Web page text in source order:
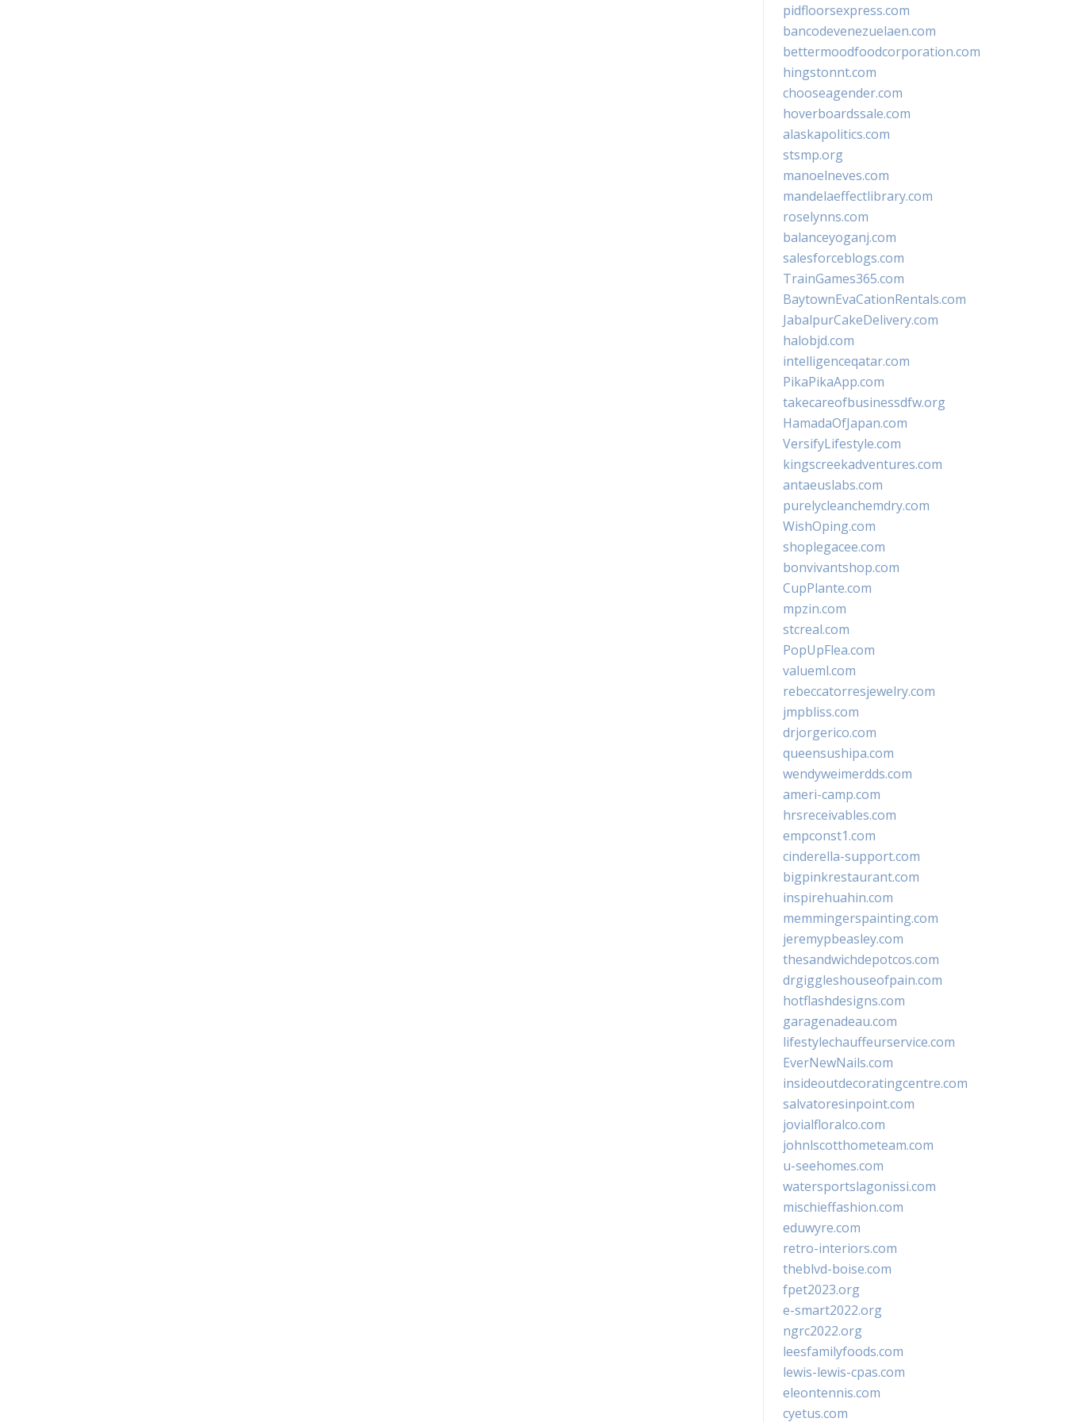
pidfloorsexpress.com
bancodevenezuelaen.com
bettermoodfoodcorporation.com
hingstonnt.com
chooseagender.com
hoverboardssale.com
alaskapolitics.com
stsmp.org
manoelneves.com
mandelaeffectlibrary.com
roselynns.com
balanceyoganj.com
salesforceblogs.com
TrainGames365.com
BaytownEvaCationRentals.com
JabalpurCakeDelivery.com
halobjd.com
intelligenceqatar.com
PikaPikaApp.com
takecareofbusinessdfw.org
HamadaOfJapan.com
VersifyLifestyle.com
kingscreekadventures.com
antaeuslabs.com
purelycleanchemdry.com
WishOping.com
shoplegacee.com
bonvivantshop.com
CupPlante.com
mpzin.com
stcreal.com
PopUpFlea.com
valueml.com
rebeccatorresjewelry.com
jmpbliss.com
drjorgerico.com
queensushipa.com
wendyweimerdds.com
ameri-camp.com
hrsreceivables.com
empconst1.com
cinderella-support.com
bigpinkrestaurant.com
inspirehuahin.com
memmingerspainting.com
jeremypbeasley.com
thesandwichdepotcos.com
drgiggleshouseofpain.com
hotflashdesigns.com
garagenadeau.com
lifestylechauffeurservice.com
EverNewNails.com
insideoutdecoratingcentre.com
salvatoresinpoint.com
jovialfloralco.com
johnlscotthometeam.com
u-seehomes.com
watersportslagonissi.com
mischieffashion.com
eduwyre.com
retro-interiors.com
theblvd-boise.com
fpet2023.org
e-smart2022.org
ngrc2022.org
leesfamilyfoods.com
lewis-lewis-cpas.com
eleontennis.com
cyetus.com